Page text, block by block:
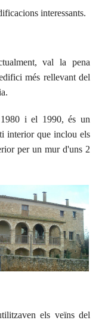
interessants.
val la pena
més rellevant del
1980 i el 1990, és un
interior que inclou els
per un mur d'uns 2
els veïns del